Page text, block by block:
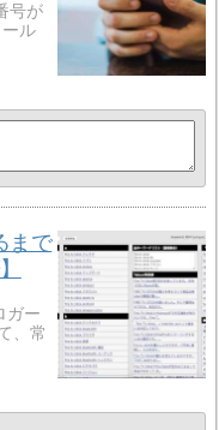
号が
ル
まで
ガー
、常